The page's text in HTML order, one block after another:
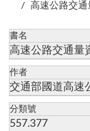
高速公路交
書名
高速公路交通量
作者
交通部國道高
分類號
557.377